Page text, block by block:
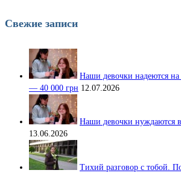
Свежие записи
Наши девочки надеются
— 40 000 грн 12.07.2026
Наши девочки нуждаются
13.06.2026
Тихий разговор с тобой.